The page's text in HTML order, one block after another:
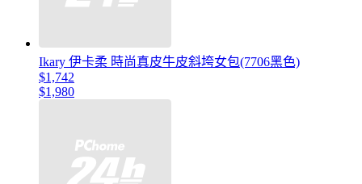
Ikary 伊卡柔 時尚真皮牛皮斜垮女包(7706黑色)
$1,742
$1,980